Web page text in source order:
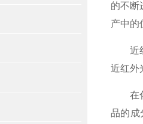
的不断
产中的
近红
近红外
在化
品的成